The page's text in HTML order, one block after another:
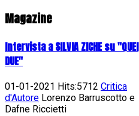
Magazine
Intervista a SILVIA ZICHE su "QUEI
DUE"
01-01-2021 Hits:5712 Critica
d'Autore Lorenzo Barruscotto e
Dafne Riccietti